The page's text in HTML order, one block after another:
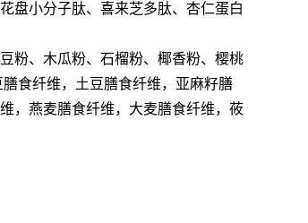
盘小分子肽、喜来芝多肽、杏仁蛋白
粉、木瓜粉、石榴粉、椰香粉、樱桃
食纤维，土豆膳食纤维，亚麻籽膳
，燕麦膳食纤维，大麦膳食纤维，莜